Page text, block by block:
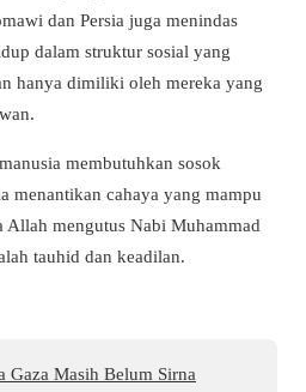
dan Persia juga menindas
dalam struktur sosial yang
hanya dimiliki oleh mereka yang
membutuhkan sosok
menantikan cahaya yang mampu
Allah mengutus Nabi Muhammad
tauhid dan keadilan.
Gaza Masih Belum Sirna